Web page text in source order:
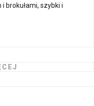
brokułami, szybki i